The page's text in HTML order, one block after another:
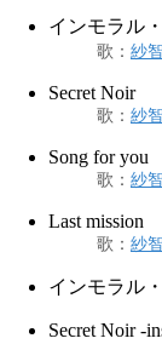
インモラル
歌 ： 紗智
Secret Noir
歌 ： 紗智
Song for you
歌 ： 紗智
Last mission
歌 ： 紗智
インモラル
Secret Noir -